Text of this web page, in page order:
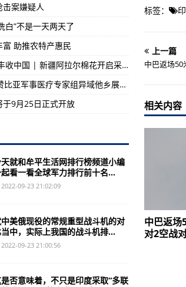
希望的田野上·丰收中国 | “悬崖梯田”开镰收割 乡村振兴劲
度宣布退出印太经济框架四大支柱之一贸易领域谈判
国新冠疫情期间456亿美元失业保险或遭骗领
放军轰-6K轰炸机闪亮登场中国轰炸机力量获赞
标签：
上一篇
中巴返场
相关内容
中巴返场
对2空战
案嫌疑人
白”不是一天两天了
助推农特产惠民
在希望的田野上·丰收中国 | 新疆阿拉尔棉花开启采收工作
中国第25批援助赞比亚军事医疗专家组异域他乡展现无疆大爱
于9月25日正式开放
就和牟平生活网排行榜频道小编
看一看全球军力排行前十名...
2022-09-23 21:02:09
美俄现役的常规重型战斗机的对
中，实际上我国的战斗机排...
2022-09-23 21:00:56
否意味着，不只是印度采取“多联